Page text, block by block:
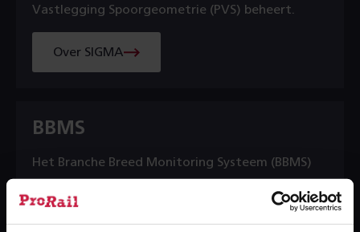
Vastlegging Spoorgeometrie (PVS) beheert.
Over SIGMA
BBMS
Het Branche Breed Monitoring Systeem (BBMS)
m.b.t.: baan, bovenleiding, wissels en